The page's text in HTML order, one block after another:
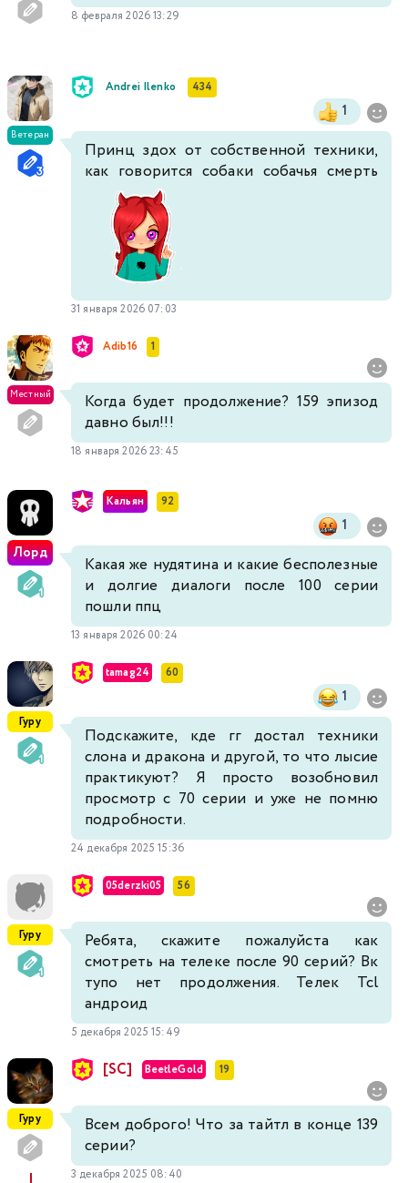
8 февраля 2026 13:29
Ветеран
Andrei Ilenko 434
1
Принц здох от собственной техники,
как говорится собаки собачья смерть
31 января 2026 07:03
Местный
Adib16 1
Когда будет продолжение? 159 эпизод
давно был!!!
18 января 2026 23:45
Лорд
Кальян 92
1
Какая же нудятина и какие бесполезные
и долгие диалоги после 100 серии
пошли ппц
13 января 2026 00:24
Гуру
tamag24 60
1
Подскажите, кде гг достал техники
слона и дракона и другой, то что лысие
практикуют? Я просто возобновил
просмотр с 70 серии и уже не помню
подробности.
24 декабря 2025 15:36
Гуру
05derzki05 56
Ребята, скажите пожалуйста как
смотреть на телеке после 90 серий? Вк
тупо нет продолжения. Телек Tcl
андроид
5 декабря 2025 15:49
Гуру
[SC] BeetleGold 19
Всем доброго! Что за тайтл в конце 139
серии?
3 декабря 2025 08:40